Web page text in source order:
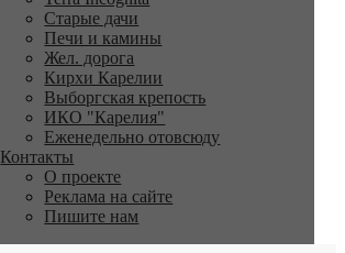
Старые дачи
Печи и камины
Жел. дорога
Кирхи Карелии
Выборгская крепость
ИКО "Карелия"
Еженедельно отовсюду
Контакты
О проекте
Реклама на сайте
Пишите нам